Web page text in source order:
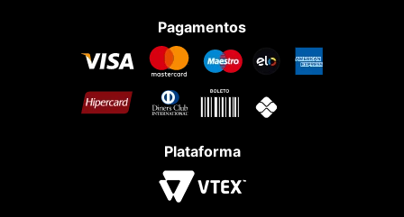
Pagamentos
Plataforma